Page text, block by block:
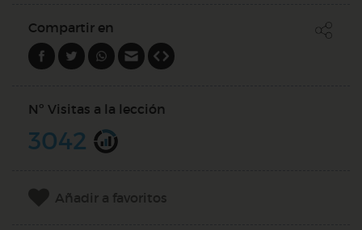
Compartir en
Nº Visitas a la lección
3042
Añadir a favoritos